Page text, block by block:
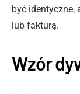
być identyczne,
lub fakturą.
Wzór